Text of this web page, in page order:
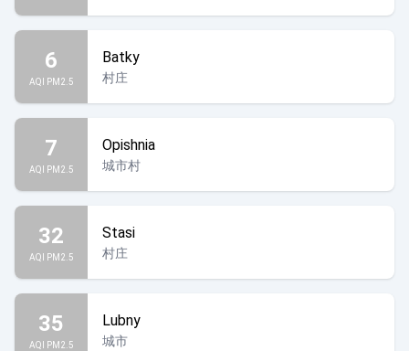
6
AQI PM2.5
Batky
村庄
7
AQI PM2.5
Opishnia
城市村
32
AQI PM2.5
Stasi
村庄
35
AQI PM2.5
Lubny
城市